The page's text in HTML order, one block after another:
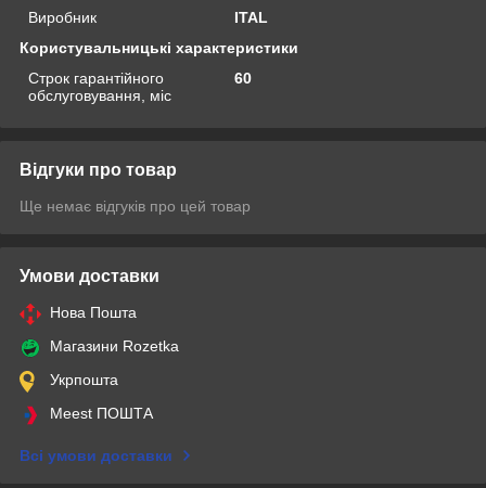
Виробник
ITAL
Користувальницькі характеристики
Строк гарантійного
обслуговування, міс
60
Відгуки про товар
Ще немає відгуків про цей товар
Умови доставки
Нова Пошта
Магазини Rozetka
Укрпошта
Meest ПОШТА
Всі умови доставки